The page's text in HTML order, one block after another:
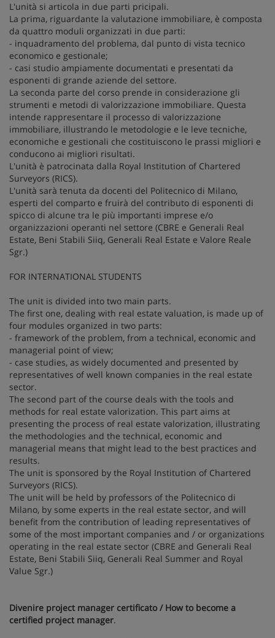
L'unità si articola in due parti pricipali.
La prima, riguardante la valutazione immobiliare, è composta
da quattro moduli organizzati in due parti:
- inquadramento del problema, dal punto di vista tecnico
economico e gestionale;
- casi studio ampiamente documentati e presentati da
esponenti di grande aziende del settore.
La seconda parte del corso prende in considerazione gli
strumenti e metodi di valorizzazione immobiliare. Questa
intende rappresentare il processo di valorizzazione
immobiliare, illustrando le metodologie e le leve tecniche,
economiche e gestionali che costituiscono le prassi migliori e
conducono ai migliori risultati.
L'unità è patrocinata dalla Royal Institution of Chartered
Surveyors (RICS).
L'unità sarà tenuta da docenti del Politecnico di Milano,
esperti del comparto e fruirà del contributo di esponenti di
spicco di alcune tra le più importanti imprese e/o
organizzazioni operanti nel settore (CBRE e Generali Real
Estate, Beni Stabili Siiq, Generali Real Estate e Valore Reale
Sgr.)
FOR INTERNATIONAL STUDENTS
The unit is divided into two main parts.
The first one, dealing with real estate valuation, is made up of
four modules organized in two parts:
- framework of the problem, from a technical, economic and
managerial point of view;
- case studies, as widely documented and presented by
representatives of well known companies in the real estate
sector.
The second part of the course deals with the tools and
methods for real estate valorization. This part aims at
presenting the process of real estate valorization, illustrating
the methodologies and the technical, economic and
managerial means that might lead to the best practices and
results.
The unit is sponsored by the Royal Institution of Chartered
Surveyors (RICS).
The unit will be held by professors of the Politecnico di
Milano, by some experts in the real estate sector, and will
benefit from the contribution of leading representatives of
some of the most important companies and / or organizations
operating in the real estate sector (CBRE and Generali Real
Estate, Beni Stabili Siiq, Generali Real Summer and Royal
Value Sgr.)
Divenire project manager certificato / How to become a
certified project manager.